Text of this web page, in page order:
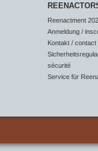
Reenactment
Anmeldung /
Kontakt / contact
sécurité
Service für